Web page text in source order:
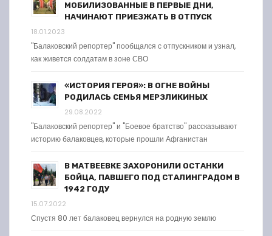
МОБИЛИЗОВАННЫЕ В ПЕРВЫЕ ДНИ,
НАЧИНАЮТ ПРИЕЗЖАТЬ В ОТПУСК
18.01.2023
"Балаковский репортер" пообщался с отпускником и узнал,
как живется солдатам в зоне СВО
«ИСТОРИЯ ГЕРОЯ»: В ОГНЕ ВОЙНЫ
РОДИЛАСЬ СЕМЬЯ МЕРЗЛИКИНЫХ
29.08.2022
"Балаковский репортер" и "Боевое братство" рассказывают
историю балаковцев, которые прошли Афганистан
В МАТВЕЕВКЕ ЗАХОРОНИЛИ ОСТАНКИ
БОЙЦА, ПАВШЕГО ПОД СТАЛИНГРАДОМ В
1942 ГОДУ
15.07.2022
Спустя 80 лет балаковец вернулся на родную землю